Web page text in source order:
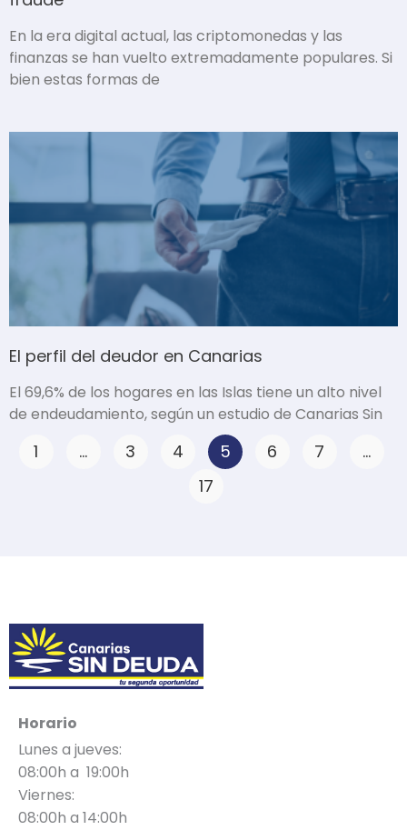
En la era digital actual, las criptomonedas y las
finanzas se han vuelto extremadamente populares. Si
bien estas formas de
El perfil del deudor en Canarias
El 69,6% de los hogares en las Islas tiene un alto nivel
de endeudamiento, según un estudio de Canarias Sin
P1 …
P
3
P
4
P
5
P
6
P
7
…
P
17
Horario
Lunes a jueves:
08:00h a 19:00h
Viernes:
08:00h a 14:00h